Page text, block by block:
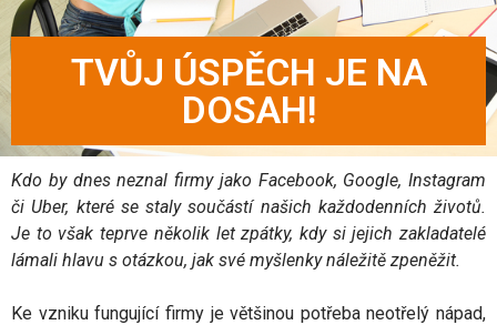
TVŮJ ÚSPĚCH JE NA
DOSAH!
Kdo by dnes neznal firmy jako Facebook, Google, Instagram
či Uber, které se staly součástí našich každodenních životů.
Je to však teprve několik let zpátky, kdy si jejich zakladatelé
lámali hlavu s otázkou, jak své myšlenky náležitě zpeněžit.
Ke vzniku fungující firmy je většinou potřeba neotřelý nápad,